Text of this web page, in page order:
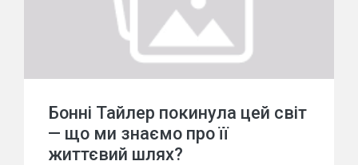
Бонні Тайлер покинула цей світ
— що ми знаємо про її
життєвий шлях?